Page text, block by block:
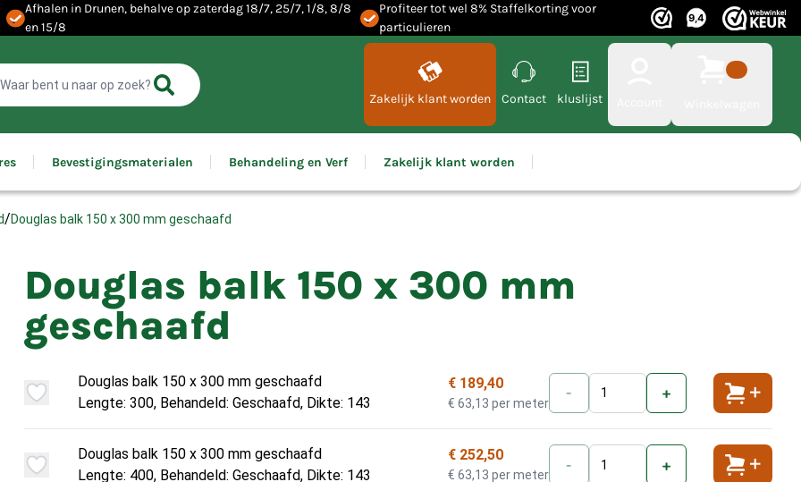
Afhalen in Drunen, behalve op zaterdag 18/7, 25/7, 1/8, 8/8
en 15/8
Profiteer tot wel 8% Staffelkorting voor
particulieren
Zakelijk klant worden Contact kluslijst
Bevestigingsmaterialen Behandeling en Verf Zakelijk klant worden
/Douglas balk 150 x 300 mm geschaafd
Douglas balk 150 x 300 mm
geschaafd
Douglas balk 150 x 300 mm geschaafd
Lengte: 300, Behandeld: Geschaafd, Dikte: 143
€ 189,40
€ 63,13 per meter
- +
Douglas balk 150 x 300 mm geschaafd
Lengte: 400, Behandeld: Geschaafd, Dikte: 143
€ 252,50
€ 63,13 per meter
- +